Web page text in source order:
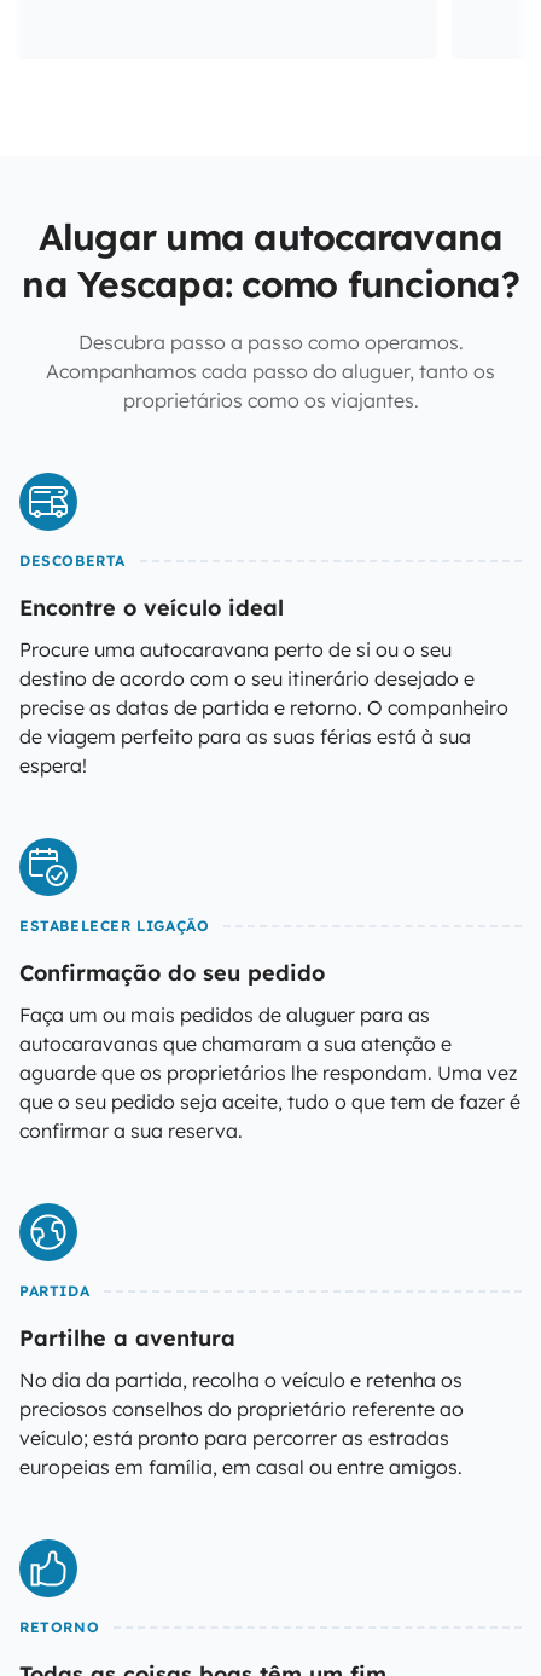
Alugar uma autocaravana
na Yescapa: como funciona?
Descubra passo a passo como operamos.
Acompanhamos cada passo do aluguer, tanto os
proprietários como os viajantes.
DESCOBERTA
Encontre o veículo ideal
Procure uma autocaravana perto de si ou o seu
destino de acordo com o seu itinerário desejado e
precise as datas de partida e retorno. O companheiro
de viagem perfeito para as suas férias está à sua
espera!
ESTABELECER LIGAÇÃO
Confirmação do seu pedido
Faça um ou mais pedidos de aluguer para as
autocaravanas que chamaram a sua atenção e
aguarde que os proprietários lhe respondam. Uma vez
que o seu pedido seja aceite, tudo o que tem de fazer é
confirmar a sua reserva.
PARTIDA
Partilhe a aventura
No dia da partida, recolha o veículo e retenha os
preciosos conselhos do proprietário referente ao
veículo; está pronto para percorrer as estradas
europeias em família, em casal ou entre amigos.
RETORNO